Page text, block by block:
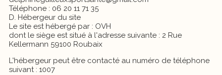
Téléphone : 06 20 11 71 35
D. Hébergeur du site
Le site est hébergé par : OVH
dont le siège est situé à l'adresse suivante : 2 Rue
Kellermann 59100 Roubaix
L'hébergeur peut être contacté au numéro de téléphone
suivant : 1007